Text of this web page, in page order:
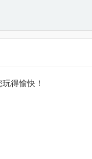
得愉快！